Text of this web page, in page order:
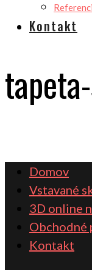
Kontakt
Domov
Vstavané
3D online
Obchodné
Kontakt